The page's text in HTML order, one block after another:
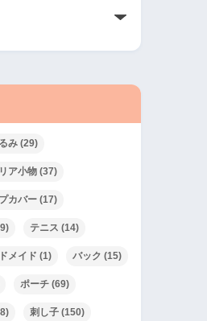
み (29)
ア小物 (37)
カバー (17)
テニス (14)
メイド (1) バック (15)
ポーチ (69)
刺し子 (150)